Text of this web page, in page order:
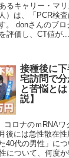
るキャリー・マ
）は、「PCR検
。 donさんのブ
評価し、CT値が...
接種後に
宅訪問で
と苦悩と
説】
コロナのｍRNA
後には急性散在
40代の男性」に
について、何度か